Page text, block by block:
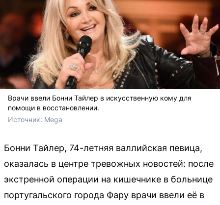
Врачи ввели Бонни Тайлер в искусственную кому для
помощи в восстановлении.
Источник: Mega
Бонни Тайлер, 74-летняя валлийская певица,
оказалась в центре тревожных новостей: после
экстренной операции на кишечнике в больнице
португальского города Фару врачи ввели её в